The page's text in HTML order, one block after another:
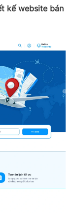
kế website bán